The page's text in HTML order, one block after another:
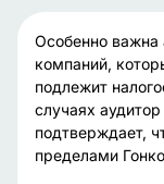
Особенно важна
компаний,
подлежит
случаях
подтверждает,
пределами